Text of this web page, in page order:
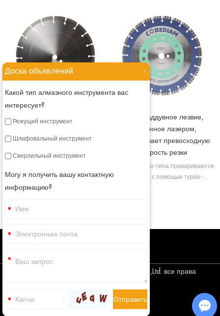
Алмазное пильное полотно по
бетону приваривается лазером, в
сегментированному пильному
полотну высокую прочность, а
Турбонаддувное лезвие,
сваренное лазером,
обеспечивает превосходную
скорость резки
Лопасти турбо-типа привариваются
лазером, с помощью турбо-
Авторское право © Corediam Tools Co.,Ltd. все права
Доска объявлений -
Какой тип алмазного инструмента вас
интересует?
Режущий инструмент
Шлифовальный инструмент
Сверлильный инструмент
Могу я получить вашу контактную
информацию?